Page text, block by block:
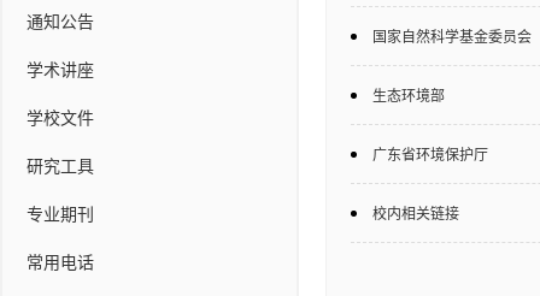
通知公告
学术讲座
学校文件
研究工具
专业期刊
常用电话
国家自然科学基金委员会
生态环境部
广东省环境保护厅
校内相关链接